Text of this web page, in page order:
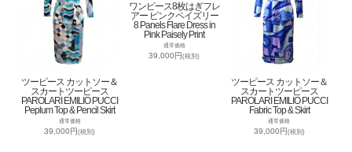
ツーピース カットソー＆
スカートツーピース
PAROLARI EMILIO PUCCI
Peplum Top & Pencil Skirt
通常価格
39,000円(税別)
ワンピース8枚はぎフレ
アー ピンクペイズリー
8 Panels Flare Dress in
Pink Paisely Print
通常価格
39,000円(税別)
ツーピース カットソー＆
スカートツーピース
PAROLARI EMILIO PUCCI
Fabric Top & Skirt
通常価格
39,000円 (税別)